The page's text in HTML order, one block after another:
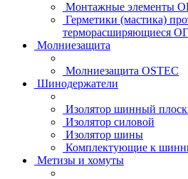
Монтажные элементы
Герметики (мастика)
терморасширяющиеся
Молниезащита
Молниезащита OSTEC
Шинодержатели
Изолятор шинный
Изолятор силовой
Изолятор шины
Комплектующие к
Метизы и хомуты